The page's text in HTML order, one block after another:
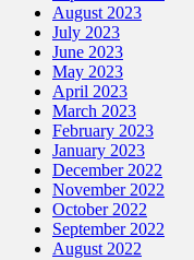
August 2023
July 2023
June 2023
May 2023
April 2023
March 2023
February 2023
January 2023
December 2022
November 2022
October 2022
September 2022
August 2022